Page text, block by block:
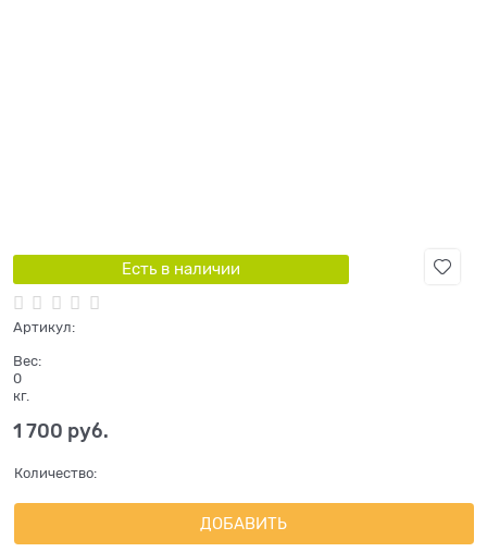
Есть в наличии
Артикул:
Вес:
0
кг.
1 700 руб.
Количество:
ДОБАВИТЬ